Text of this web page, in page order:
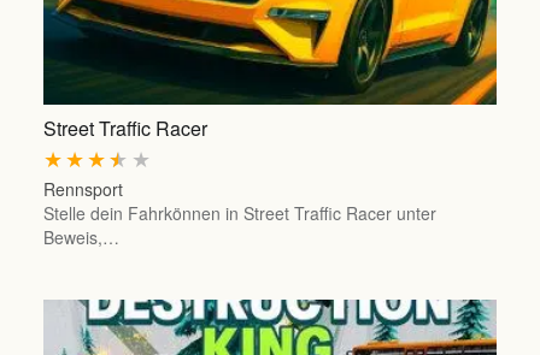
Street Traffic Racer
★
★
★
★
★
Rennsport
Stelle dein Fahrkönnen in Street Traffic Racer unter
Beweis,…